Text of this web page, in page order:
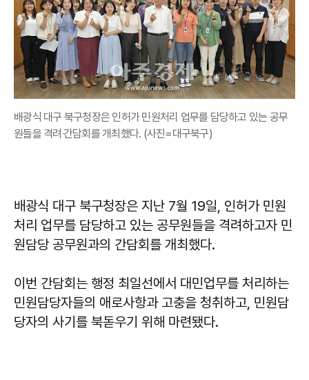
배광식 대구 북구청장은 인허가 민원처리 업무를 담당하고 있는 공무
원들을 격려‧간담회를 개최했다. (사진=대구북구)
배광식 대구 북구청장은 지난 7월 19일, 인허가 민원
처리 업무를 담당하고 있는 공무원들을 격려하고자 민
원담당 공무원과의 간담회를 개최했다.
이번 간담회는 행정 최일선에서 대민업무를 처리하는
민원담당자들의 애로사항과 고충을 청취하고, 민원담
당자의 사기를 북돋우기 위해 마련됐다.